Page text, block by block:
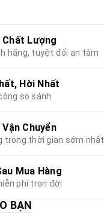
Chất Lượng
hãng, tuyệt đối an tâm
Hời Nhất
so sánh
Chuyển
trong thời gian sớm nhất
Mua Hàng
phí trọn đời
BẠN